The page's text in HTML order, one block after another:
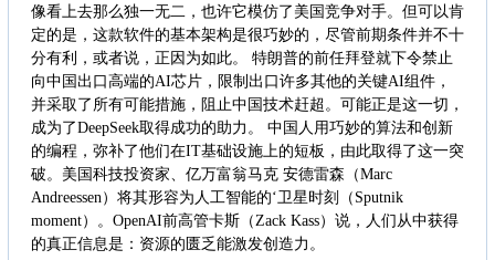
像看上去那么独一无二，也许它模仿了美国竞争对手。但可以肯
定的是，这款软件的基本架构是很巧妙的，尽管前期条件并不十
分有利，或者说，正因为如此。 特朗普的前任拜登就下令禁止
向中国出口高端的AI芯片，限制出口许多其他的关键AI组件，
并采取了所有可能措施，阻止中国技术赶超。可能正是这一切，
成为了DeepSeek取得成功的助力。 中国人用巧妙的算法和创新
的编程，弥补了他们在IT基础设施上的短板，由此取得了这一突
破。美国科技投资家、亿万富翁马克 安德雷森（Marc
Andreessen）将其形容为人工智能的‘卫星时刻（Sputnik
moment）。OpenAI前高管卡斯（Zack Kass）说，人们从中获得
的真正信息是：资源的匮乏能激发创造力。